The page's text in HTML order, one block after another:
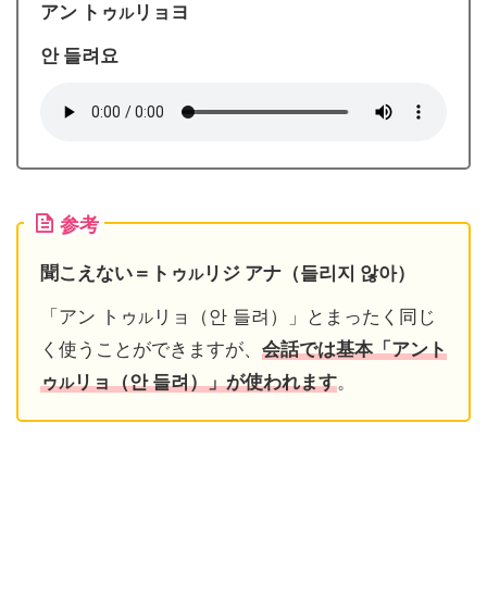
アン トゥルリョヨ
안 들려요
参考
聞こえない＝トゥルリジ アナ（들리지 않아）
「アン トゥ ル リョ（안 들려）」とまったく同じ
く使うことができますが、 会話では基本「アント
ゥルリョ（안 들려）」が使われます。